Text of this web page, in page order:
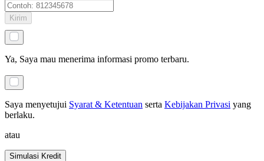
Kirim
Ya, Saya mau menerima informasi promo terbaru.
Saya menyetujui Syarat & Ketentuan serta Kebijakan Privasi yang
berlaku.
atau
Simulasi Kredit